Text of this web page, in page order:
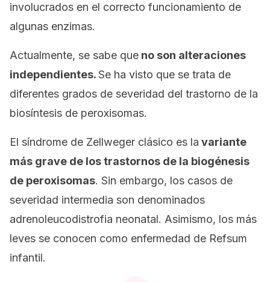
involucrados en el correcto funcionamiento de
algunas enzimas.
Actualmente, se sabe que no son alteraciones
independientes.Se ha visto que se trata de
diferentes grados de severidad del trastorno de la
biosíntesis de peroxisomas.
El síndrome de Zellweger clásico es la variante
más grave de los trastornos de la biogénesis
de peroxisomas. Sin embargo, los casos de
severidad intermedia son denominados
adrenoleucodistrofia neonatal. Asimismo, los más
leves se conocen como enfermedad de Refsum
infantil.